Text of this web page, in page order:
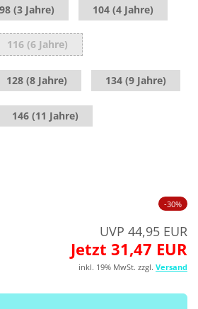
98 (3 Jahre) 104 (4 Jahre)
116 (6 Jahre)
128 (8 Jahre) 134 (9 Jahre)
146 (11 Jahre)
-30%
UVP 44,95 EUR
Jetzt 31,47 EUR
inkl. 19% MwSt. zzgl. Versand